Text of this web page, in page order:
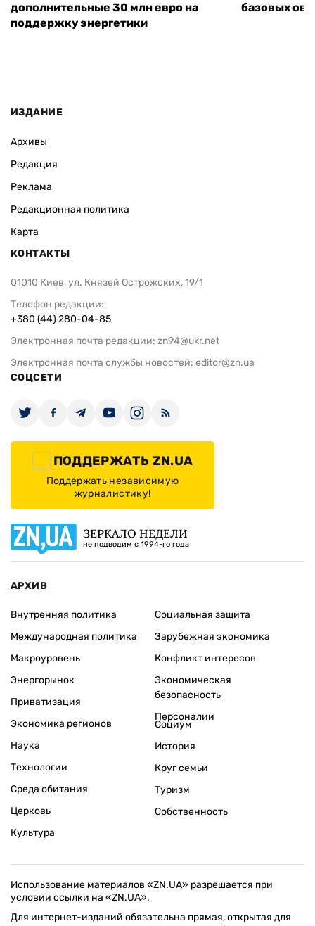
дополнительные 30 млн евро на
поддержку энергетики
базовых
ИЗДАНИЕ
Архивы
Редакция
Реклама
Редакционная политика
Карта
КОНТАКТЫ
01010 Киев, ул. Князей Острожских, 19/1
Телефон редакции:
+380 (44) 280-04-85
Электронная почта редакции: zn94@ukr.net
Электронная почта службы новостей: editor@zn.ua
СОЦСЕТИ
ПОДДЕРЖАТЬ ZN.UA
Поддержать независимую
журналистику!
ЗЕРКАЛО НЕДЕЛИ
не подводим с 1994-го года
АРХИВ
Внутренняя политика
Международная политика
Макроуровень
Энергорынок
Приватизация
Экономика регионов
Социальная защита
Зарубежная экономика
Конфликт интересов
Экономическая
безопасность
Персоналии
Наука
Технологии
Среда обитания
Церковь
Культура
Социум
История
Круг семьи
Туризм
Собственность
Использование материалов «ZN.UA» разрешается при
условии ссылки на «ZN.UA».
Для интернет-изданий обязательна прямая, открытая для